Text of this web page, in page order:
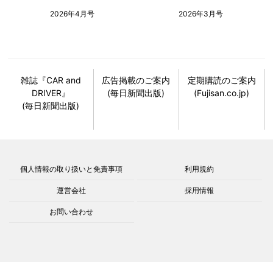
2026年4月号 2026年3月号
雑誌『CAR and
DRIVER』
(毎日新聞出版)
広告掲載のご案内
(毎日新聞出版)
定期購読のご案内
(Fujisan.co.jp)
個人情報の取り扱いと免責事項 利用規約
運営会社 採用情報
お問い合わせ